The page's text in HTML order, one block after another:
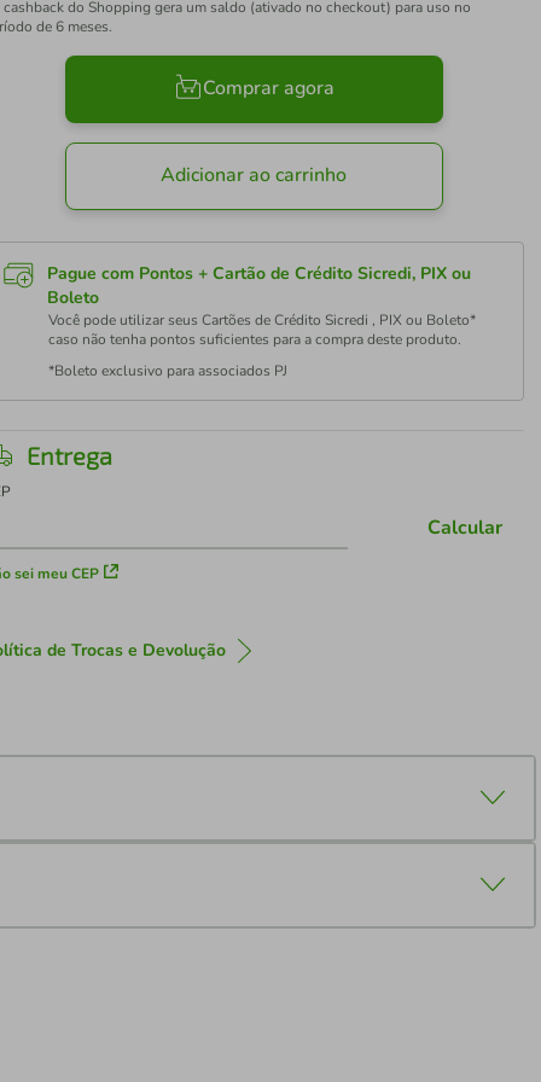
cashback do Shopping gera um saldo (ativado no checkout) para uso no
de 6 meses.
Comprar agora
Adicionar ao carrinho
Pague com Pontos + Cartão de Crédito Sicredi, PIX ou
Boleto
Você pode utilizar seus Cartões de Crédito Sicredi , PIX ou Boleto*
caso não tenha pontos suficientes para a compra deste produto.
*Boleto exclusivo para associados PJ
Entrega
sei meu CEP
Calcular
de Trocas e Devolução